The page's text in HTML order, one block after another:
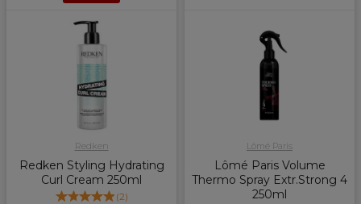
Redken
Redken Styling Hydrating
Curl Cream 250ml
(2)
Lômé Paris
Lômé Paris Volume
Thermo Spray Extr.Strong 4
250ml